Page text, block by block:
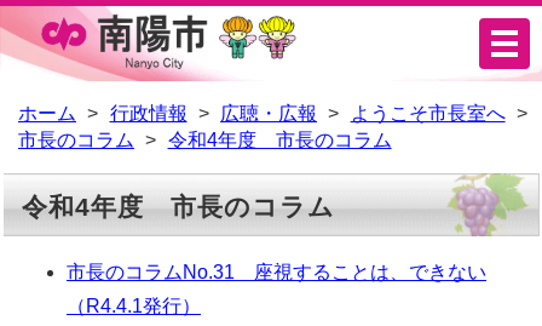
ニ
ュ
ホーム 行政情報 広聴・広報
ようこそ市長室へ
市長のコラム
令和4年度 市長のコラム
令和4年度 市長のコラム
市長のコラムNo.31 座視することは、できない
（R4.4.1発行）